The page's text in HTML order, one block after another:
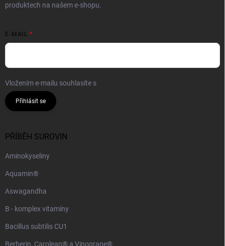
produktech na našem e-shopu.
E-MAIL
Vložením e-mailu souhlasíte s
Přihlásit se
PŘÍBĚH SUROVIN
Aminokyseliny
Aquamin®
Aswagandha
B - komplex vitamíny
Bacillus subtilis CU1
Berberin, Carolean® a Vinogrape®